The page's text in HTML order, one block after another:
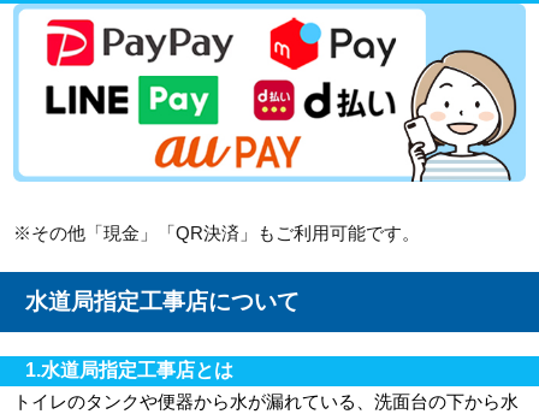
※その他「現金」「QR決済」もご利用可能です。
水道局指定工事店について
1.水道局指定工事店とは
トイレのタンクや便器から水が漏れている、洗面台の下から水